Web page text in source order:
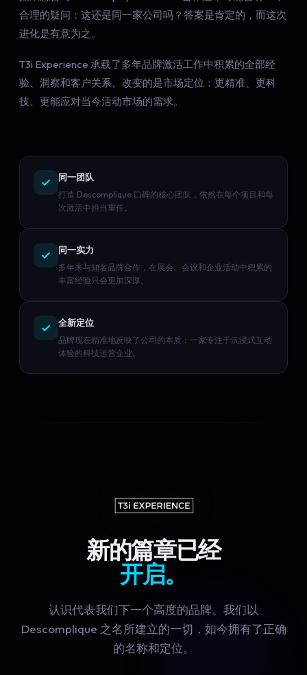
合理的疑问：这还是同一家公司吗？答案是肯定的，而这次
进化是有意为之。
T3i Experience 承载了多年品牌激活工作中积累的全部经
验、洞察和客户关系。改变的是市场定位：更精准、更科
技、更能应对当今活动市场的需求。
同一团队
打造 Descomplique 口碑的核心团队，依然在每个项目和每
次激活中担当重任。
同一实力
多年来与知名品牌合作，在展会、会议和企业活动中积累的
丰富经验只会更加深厚。
全新定位
品牌现在精准地反映了公司的本质：一家专注于沉浸式互动
体验的科技运营企业。
新的篇章已经
开启。
认识代表我们下一个高度的品牌。我们以
Descomplique 之名所建立的一切，如今拥有了正确
的名称和定位。